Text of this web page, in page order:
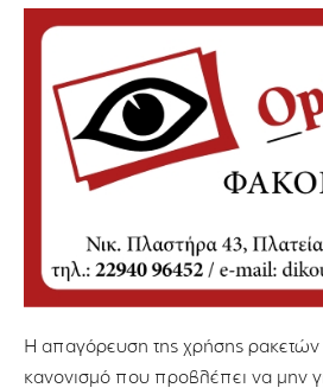
Η απαγόρευση της χρήσης ρακετών
κανονισμό που προβλέπει να μην